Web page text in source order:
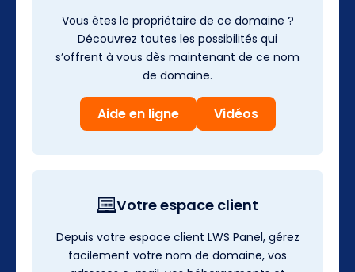
Vous êtes le propriétaire de ce domaine ?
Découvrez toutes les possibilités qui
s’offrent à vous dès maintenant de ce nom
de domaine.
Aide en ligne Vidéos
Votre espace client
Depuis votre espace client LWS Panel, gérez
facilement votre nom de domaine, vos